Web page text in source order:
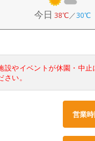
今日 38℃／30℃
設やイベントが休園・中
さい。
営業